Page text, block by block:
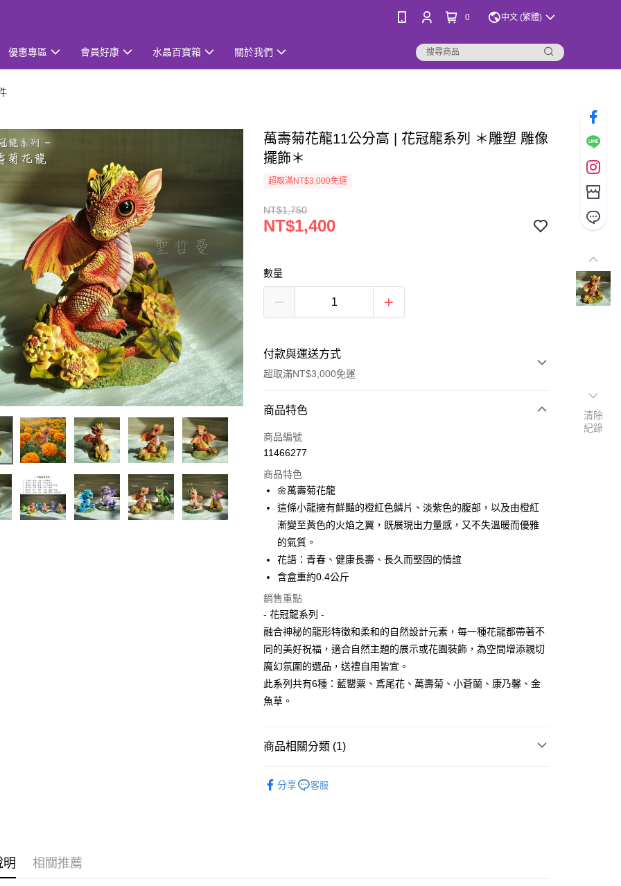
0 中文 (繁體)
優惠專區 會員好康 水晶百寶箱 關於我們
萬壽菊花龍11公分高 | 花冠龍系列 ＊雕塑 雕像
擺飾＊
超取滿NT$3,000免運
NT$1,750
NT$1,400
數量
付款與運送方式
超取滿NT$3,000免運
付款方式
信用卡一次付款
LINE Pay
Apple Pay
街口支付
悠遊付
運送方式
全家取貨付款
每筆NT$80，滿NT$3,000(含以上)免運費
7-11取貨付款
賣家宅配幫您送（台灣）
郵局幫你送（離島）
商品特色
商品編號
11466277
商品特色
🌼萬壽菊花龍
這條小龍擁有鮮豔的橙紅色鱗片、淡紫色的腹部，以及由橙紅
漸變至黃色的火焰之翼，既展現出力量感，又不失溫暖而優雅
的氣質。
花語：青春、健康長壽、長久而堅固的情誼
含盒重約0.4公斤
銷售重點
- 花冠龍系列 -
融合神秘的龍形特徵和柔和的自然設計元素，每一種花龍都帶著不
同的美好祝福，適合自然主題的展示或花園裝飾，為空間增添親切
魔幻氛圍的選品，送禮自用皆宜。
此系列共有6種：藍罌粟、鳶尾花、萬壽菊、小蒼蘭、康乃馨、金
魚草。
商品相關分類 (1)
分享
客服
明 相關推薦
清除
紀錄